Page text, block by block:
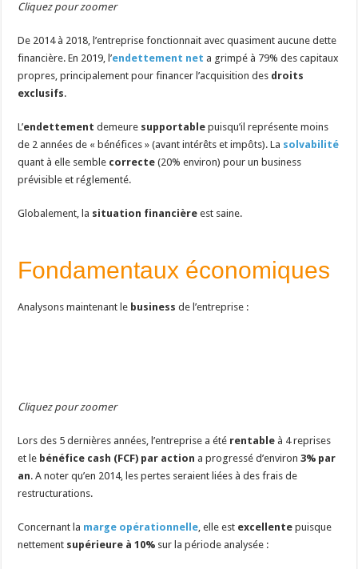
Cliquez pour zoomer
De 2014 à 2018, l’entreprise fonctionnait avec quasiment aucune dette
financière. En 2019, l’endettement net a grimpé à 79% des capitaux
propres, principalement pour financer l’acquisition des droits
exclusifs.
L’endettement demeure supportable puisqu’il représente moins
de 2 années de « bénéfices » (avant intérêts et impôts). La solvabilité
quant à elle semble correcte (20% environ) pour un business
prévisible et réglementé.
Globalement, la situation financière est saine.
Fondamentaux économiques
Analysons maintenant le business de l’entreprise :
Cliquez pour zoomer
Lors des 5 dernières années, l’entreprise a été rentable à 4 reprises
et le bénéfice cash (FCF) par action a progressé d’environ3% par
an. A noter qu’en 2014, les pertes seraient liées à des frais de
restructurations.
Concernant la marge opérationnelle , elle est excellente puisque
nettement supérieure à 10% sur la période analysée :